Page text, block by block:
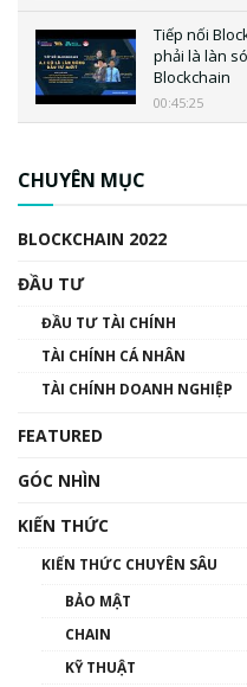
Tiếp nối
phải là làn
Blockchain
00:45:25
00:02:14
Nhìn lại năm
đến hệ sinh
CHUYÊN MỤC
BLOCKCHAIN 2022
ĐẦU TƯ
ĐẦU TƯ TÀI CHÍNH
TÀI CHÍNH CÁ NHÂN
TÀI CHÍNH DOANH NGHIỆP
FEATURED
GÓC NHÌN
KIẾN THỨC
KIẾN THỨC CHUYÊN SÂU
BẢO MẬT
CHAIN
KỸ THUẬT